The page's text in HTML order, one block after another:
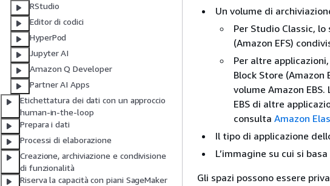
RStudio
Editor di codici
HyperPod
Jupyter AI
Amazon Q Developer
Partner AI Apps
Etichettatura dei dati con un approccio
human-in-the-loop
Prepara i dati
Processi di elaborazione
Creazione, archiviazione e condivisione
di funzionalità
Riserva la capacità con piani SageMaker
Un volume di
Per Studio Classic,
(Amazon EFS)
Per altre
Block Store
volume Amazon
EBS di altre
consulta Amazon
Il tipo di applicazione
L’immagine su cui si
Gli spazi possono essere